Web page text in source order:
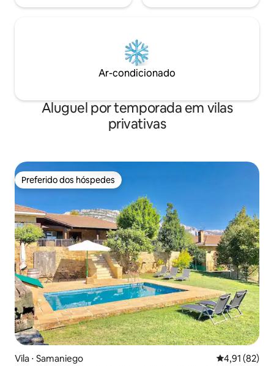
Ar-condicionado
Aluguel por temporada em vilas
privativas
Preferido dos hóspedes
Preferido dos hóspedes
Vila ⋅ Samaniego 4,91 de uma
4,91 (82)